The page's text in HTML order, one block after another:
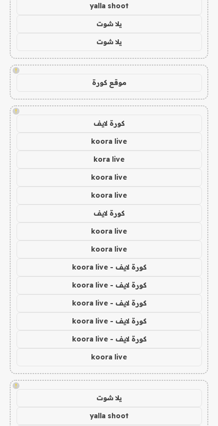
yalla shoot
يلا شوت
يلا شوت
!
موقع كورة
!
كورة لايف
koora live
kora live
koora live
koora live
كورة لايف
koora live
koora live
كورة لايف - koora live
كورة لايف - koora live
كورة لايف - koora live
كورة لايف - koora live
كورة لايف - koora live
koora live
!
يلا شوت
yalla shoot